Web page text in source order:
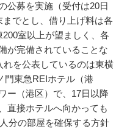
公募を実施（受付は20日
でとし、借り上げ料は各
室以上が望ましく、各
が完備されていることな
れを公表しているのは東横
門東急REIホテル（港
ー（港区）で、17日以降
直接ホテルへ向かっても
分の部屋を確保する方針